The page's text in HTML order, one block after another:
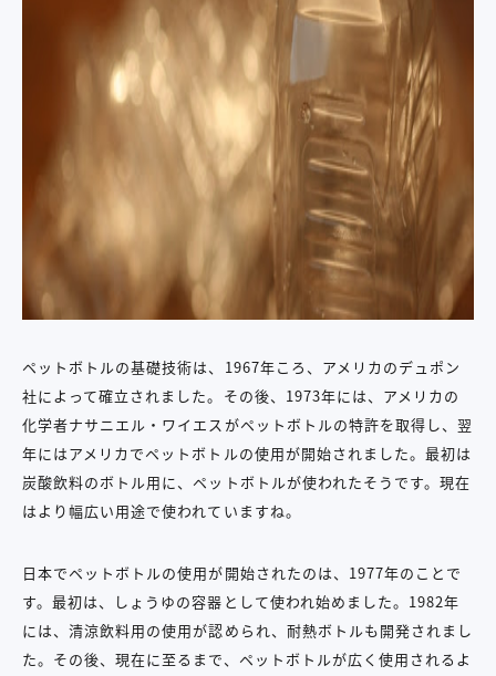
ペットボトルの基礎技術は、1967年ころ、アメリカのデュポン
社によって確立されました。その後、1973年には、アメリカの
化学者ナサニエル・ワイエスがペットボトルの特許を取得し、翌
年にはアメリカでペットボトルの使用が開始されました。最初は
炭酸飲料のボトル用に、ペットボトルが使われたそうです。現在
はより幅広い用途で使われていますね。
日本でペットボトルの使用が開始されたのは、1977年のことで
す。最初は、しょうゆの容器として使われ始めました。1982年
には、清涼飲料用の使用が認められ、耐熱ボトルも開発されまし
た。その後、現在に至るまで、ペットボトルが広く使用されるよ